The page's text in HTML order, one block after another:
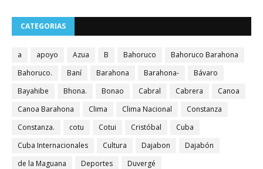
CATEGORIAS
a apoyo Azua B Bahoruco
Bahoruco Barahona
Bahoruco.
Baní Barahona Barahona-
Bávaro
Bayahibe
Bhona. Bonao Cabral Cabrera
Canoa
Canoa Barahona
Clima Clima Nacional
Constanza
Constanza.
cotu Cotui Cristóbal
Cuba
Cuba Internacionales
Cultura Dajabon
Dajabón
de la Maguana
Deportes
Duvergé